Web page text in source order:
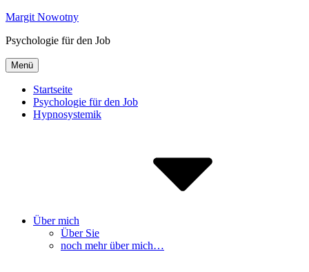
Inhalte
Margit Nowotny
Psychologie für den Job
Menü
Startseite
Psychologie für den Job
Hypnosystemik
Über mich
Über Sie
noch mehr über mich…